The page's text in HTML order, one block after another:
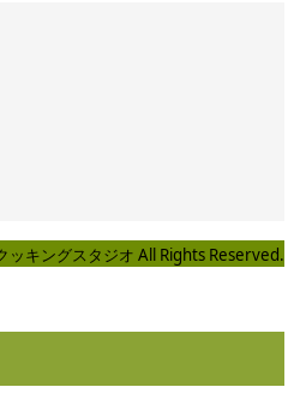
キングスタジオ All Rights Reserved.